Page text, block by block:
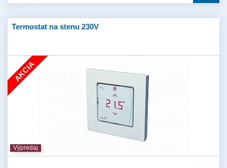
Termostat na stenu 230V
Výpredaj
AKCIA